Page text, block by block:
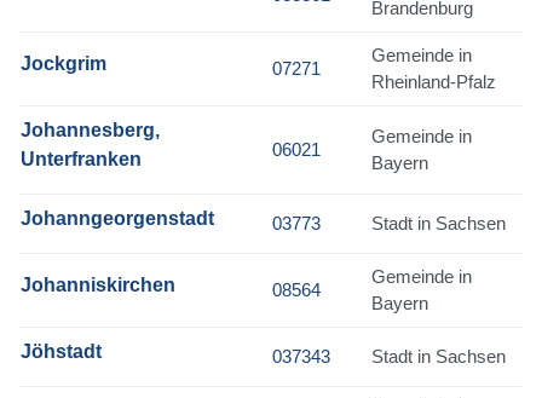
Brandenburg
Jockgrim 07271
Gemeinde in
Rheinland-Pfalz
Johannesberg,
Unterfranken
06021
Gemeinde in
Bayern
Johanngeorgenstadt 03773 Stadt in Sachsen
Johanniskirchen 08564
Gemeinde in
Bayern
Jöhstadt 037343 Stadt in Sachsen